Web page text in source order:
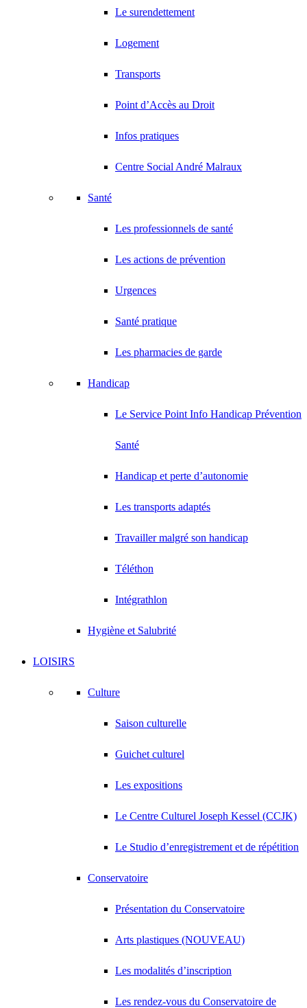
Le surendettement
Logement
Transports
Point d’Accès au Droit
Infos pratiques
Centre Social André Malraux
Santé
Les professionnels de santé
Les actions de prévention
Urgences
Santé pratique
Les pharmacies de garde
Handicap
Le Service Point Info Handicap Prévention
Santé
Handicap et perte d’autonomie
Les transports adaptés
Travailler malgré son handicap
Téléthon
Intégrathlon
Hygiène et Salubrité
LOISIRS
Culture
Saison culturelle
Guichet culturel
Les expositions
Le Centre Culturel Joseph Kessel (CCJK)
Le Studio d’enregistrement et de répétition
Conservatoire
Présentation du Conservatoire
Arts plastiques (NOUVEAU)
Les modalités d’inscription
Les rendez-vous du Conservatoire de